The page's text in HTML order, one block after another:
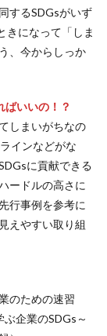
するSDGsがいず
きになって「しま
、今からしっか
ばいいの！？
しまいがちなの
インなどがな
に貢献できる
ードルの高さに
行事例を参考に
えやすい取り組
のための速習
企業のSDGs～
ト
インキ
インク
方
ジャーニー